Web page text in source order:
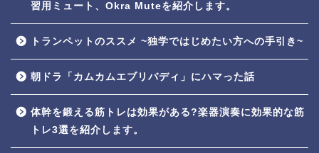
習用ミュート、Okra Muteを紹介します。
トランペットのススメ ~独学ではじめたい方への手引き~
朝ドラ「カムカムエブリバディ」にハマった話
体幹を鍛える筋トレは効果がある?楽器演奏に効果的な筋
トレ3選を紹介します。